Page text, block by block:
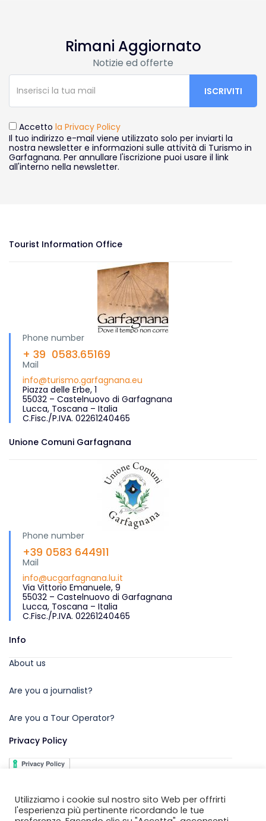
Rimani Aggiornato
Notizie ed offerte
Accetto la Privacy Policy
Il tuo indirizzo e-mail viene utilizzato solo per inviarti la
nostra newsletter e informazioni sulle attività di Turismo in
Garfagnana. Per annullare l'iscrizione puoi usare il link
all'interno nella newsletter.
Tourist Information Office
Phone number
+ 39 0583.65169
Mail
info@turismo.garfagnana.eu
Piazza delle Erbe, 1
55032 – Castelnuovo di Garfagnana
Lucca, Toscana – Italia
C.Fisc./P.IVA. 02261240465
Unione Comuni Garfagnana
Phone number
+39 0583 644911
Mail
info@ucgarfagnana.lu.it
Via Vittorio Emanuele, 9
55032 – Castelnuovo di Garfagnana
Lucca, Toscana – Italia
C.Fisc./P.IVA. 02261240465
Info
About us
Are you a journalist?
Are you a Tour Operator?
Privacy Policy
Utilizziamo i cookie sul nostro sito Web per offrirti
l'esperienza più pertinente ricordando le tue